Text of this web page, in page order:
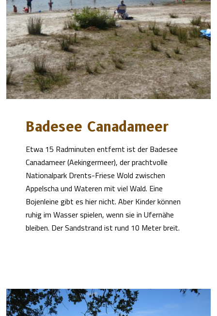
Badesee Canadameer
Etwa 15 Radminuten entfernt ist der Badesee
Canadameer (Aekingermeer), der prachtvolle
Nationalpark Drents-Friese Wold zwischen
Appelscha und Wateren mit viel Wald. Eine
Bojenleine gibt es hier nicht. Aber Kinder können
ruhig im Wasser spielen, wenn sie in Ufernähe
bleiben. Der Sandstrand ist rund 10 Meter breit.